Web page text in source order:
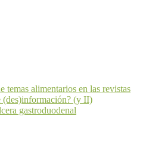
temas alimentarios en las revistas
(des)información? (y II)
gastroduodenal